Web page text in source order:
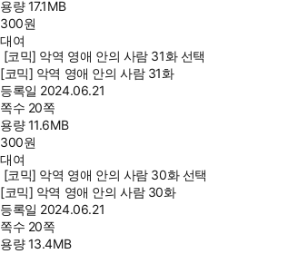
용량17.1MB
300원
대여
[코믹] 악역 영애 안의 사람 31화 선택
[코믹] 악역 영애 안의 사람 31화
등록일 2024.06.21
쪽수 20쪽
용량11.6MB
300원
대여
[코믹] 악역 영애 안의 사람 30화 선택
[코믹] 악역 영애 안의 사람 30화
등록일 2024.06.21
쪽수 20쪽
용량13.4MB